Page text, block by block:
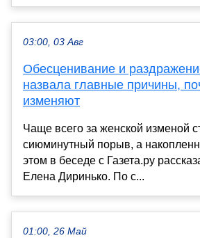
03:00, 03 Авг
Обесценивание и
назвала главные причины,
изменяют
Чаще всего за женской изменой
сиюминутный порыв, а
этом в беседе с Газета.ру
Елена Диринько. По с...
01:00, 26 Май